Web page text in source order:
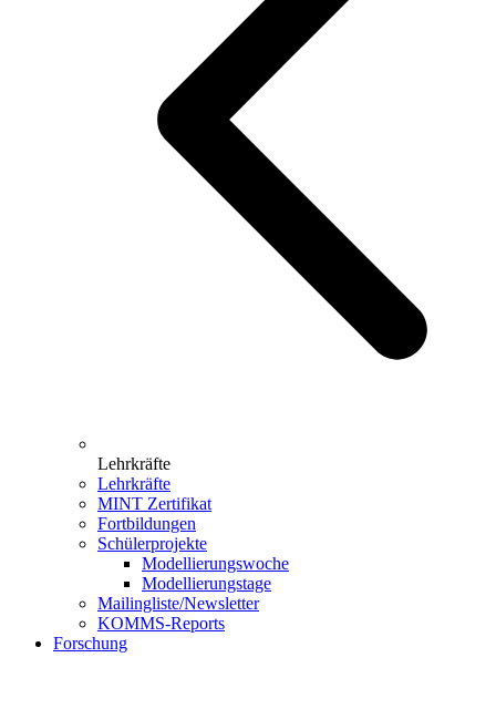
Lehrkräfte
Lehrkräfte
MINT Zertifikat
Fortbildungen
Schülerprojekte
Modellierungswoche
Modellierungstage
Mailingliste/Newsletter
KOMMS-Reports
Forschung